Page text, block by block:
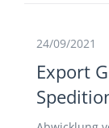
DE und EU-
24/09/2021
Export